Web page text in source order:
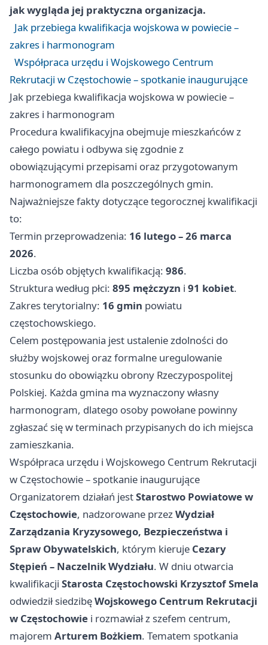
jak wygląda jej praktyczna organizacja.
Jak przebiega kwalifikacja wojskowa w powiecie –
zakres i harmonogram
Współpraca urzędu i Wojskowego Centrum
Rekrutacji w Częstochowie – spotkanie inaugurujące
Jak przebiega kwalifikacja wojskowa w powiecie –
zakres i harmonogram
Procedura kwalifikacyjna obejmuje mieszkańców z
całego powiatu i odbywa się zgodnie z
obowiązującymi przepisami oraz przygotowanym
harmonogramem dla poszczególnych gmin.
Najważniejsze fakty dotyczące tegorocznej kwalifikacji
to:
Termin przeprowadzenia: 16 lutego – 26 marca
2026.
Liczba osób objętych kwalifikacją: 986.
Struktura według płci: 895 mężczyzn i 91 kobiet.
Zakres terytorialny: 16 gmin powiatu
częstochowskiego.
Celem postępowania jest ustalenie zdolności do
służby wojskowej oraz formalne uregulowanie
stosunku do obowiązku obrony Rzeczypospolitej
Polskiej. Każda gmina ma wyznaczony własny
harmonogram, dlatego osoby powołane powinny
zgłaszać się w terminach przypisanych do ich miejsca
zamieszkania.
Współpraca urzędu i Wojskowego Centrum Rekrutacji
w Częstochowie – spotkanie inaugurujące
Organizatorem działań jestStarostwo Powiatowe w
Częstochowie, nadzorowane przez Wydział
Zarządzania Kryzysowego, Bezpieczeństwa i
Spraw Obywatelskich, którym kieruje Cezary
Stępień – Naczelnik Wydziału. W dniu otwarcia
kwalifikacji Starosta Częstochowski Krzysztof Smela
odwiedził siedzibęWojskowego Centrum Rekrutacji
w Częstochowie i rozmawiał z szefem centrum,
majorem Arturem Bożkiem. Tematem spotkania